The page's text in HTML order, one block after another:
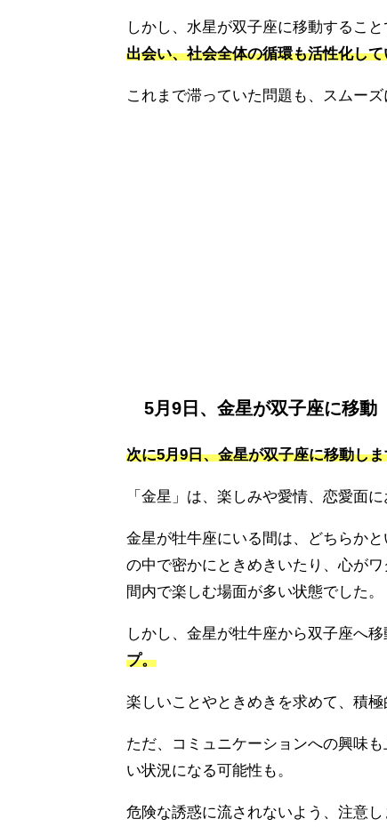
しかし、水星が双子座に移動すること
出会い、社会全体の循環も活性化し
これまで滞っていた問題も、スムー
5月9日、金星が双子座に移動
次に5月9日、金星が双子座に移動し
「金星」は、楽しみや愛情、恋愛面
金星が牡牛座にいる間は、どちらか
の中で密かにときめきいたり、心が
間内で楽しむ場面が多い状態でした。
しかし、金星が牡牛座から双子座へ移
プ。
楽しいことやときめきを求めて、積
ただ、コミュニケーションへの興味
い状況になる可能性も。
危険な誘惑に流されないよう、注意し